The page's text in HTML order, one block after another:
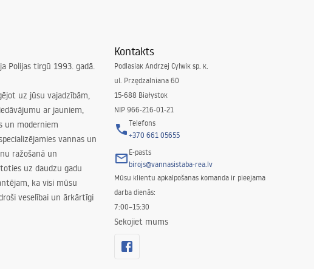
Polijas tirgū 1993. gadā.
uz jūsu vajadzībām,
ar jauniem,
un moderniem
vannas un
ražošanā un
uz daudzu gadu
ka visi mūsu
veselībai un ārkārtīgi
Kontakts
Podlasiak Andrzej Cylwik sp. k.
ul. Przędzalniana 60
15-688 Białystok
NIP 966-216-01-21
Telefons
+370 661 05655
E-pasts
birojs@vannasistaba-rea.lv
Mūsu klientu apkalpošanas komanda ir pieejama
darba dienās:
7:00–15:30
Sekojiet mums